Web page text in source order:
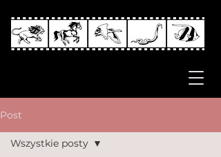
Post
Wszystkie posty